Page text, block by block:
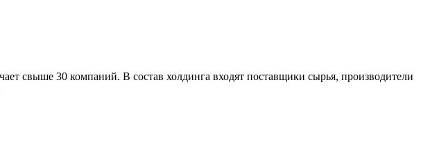
свыше 30 компаний. В состав холдинга входят поставщики сырья, производители